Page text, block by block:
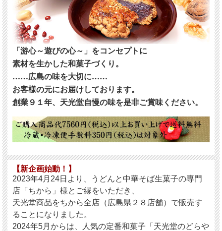
「游心～遊びの心～」をコンセプトに
素材を生かした和菓子づくり。
……広島の味を大切に……
お客様の元にお届けしております。
創業９１年、天光堂自慢の味を是非ご賞味ください。
【新企画始動！】
2023年4月24日より、うどんと中華そば生菓子の専門
店「ちから」様とご縁をいただき、
天光堂商品をちから全店（広島県２８店舗）で販売す
ることになりました。
2024年5月からは、人気の定番和菓子「天光堂のどらや